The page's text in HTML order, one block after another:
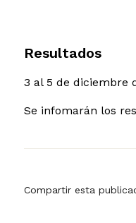
Resultados
3 al 5 de diciembre
Se infomarán los
Compartir esta